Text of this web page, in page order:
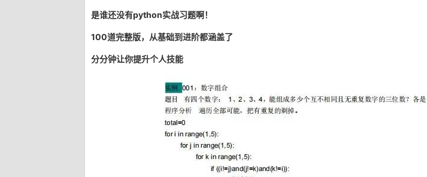
是谁还没有python实战习题啊！
100道完整版，从基础到进阶都涵盖了
分分钟让你提升个人技能